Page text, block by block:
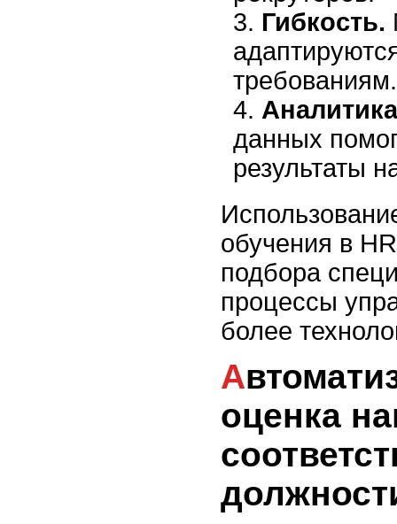
Гибкость.
требованиям.
данных
результаты
обучения в
подбора
процессы
более
Автоматизированная
оценка